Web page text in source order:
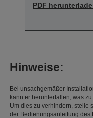
PDF
Hinweise:
Bei unsachgemäßer
kann er herunterfallen, was
Um dies zu verhindern, stelle
der Bedienungsanleitung des